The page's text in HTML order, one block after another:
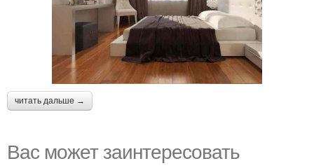
читать дальше →
Вас может заинтересовать